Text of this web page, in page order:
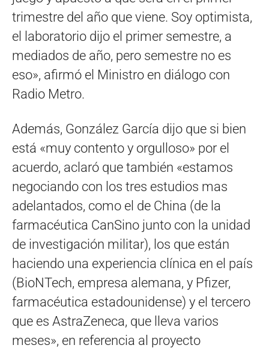
trimestre del año que viene. Soy optimista,
el laboratorio dijo el primer semestre, a
mediados de año, pero semestre no es
eso», afirmó el Ministro en diálogo con
Radio Metro.
Además, González García dijo que si bien
está «muy contento y orgulloso» por el
acuerdo, aclaró que también «estamos
negociando con los tres estudios mas
adelantados, como el de China (de la
farmacéutica CanSino junto con la unidad
de investigación militar), los que están
haciendo una experiencia clínica en el país
(BioNTech, empresa alemana, y Pfizer,
farmacéutica estadounidense) y el tercero
que es AstraZeneca, que lleva varios
meses», en referencia al proyecto